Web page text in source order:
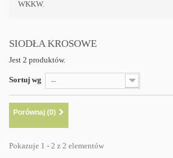
WKKW.
SIODŁA KROSOWE
Jest 2 produktów.
Sortuj wg --
Porównaj (0)
Pokazuje 1 - 2 z 2 elementów